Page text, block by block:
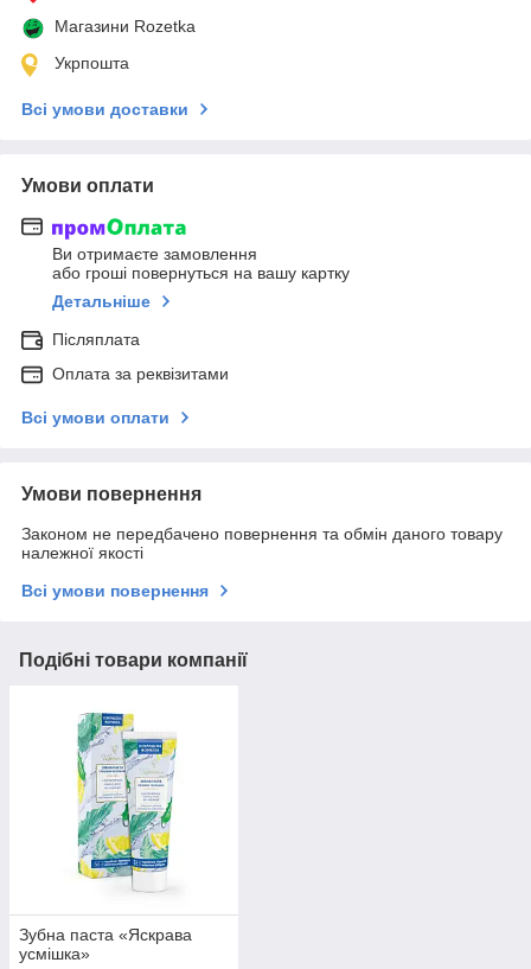
Магазини Rozetka
Укрпошта
Всі умови доставки
Умови оплати
Ви отримаєте замовлення
або гроші повернуться на вашу картку
Детальніше
Післяплата
Оплата за реквізитами
Всі умови оплати
Умови повернення
Законом не передбачено повернення та обмін даного товару
належної якості
Всі умови повернення
Подібні товари компанії
Зубна паста «Яскрава
усмішка»